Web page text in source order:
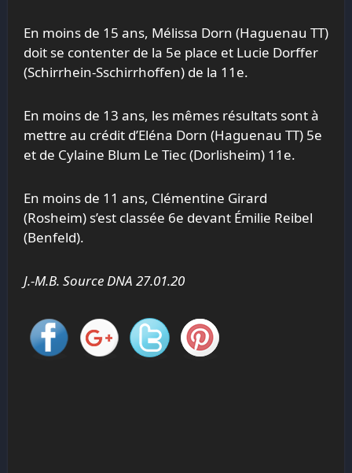
En moins de 15 ans, Mélissa Dorn (Haguenau TT)
doit se contenter de la 5e place et Lucie Dorffer
(Schirrhein-Sschirrhoffen) de la 11e.
En moins de 13 ans, les mêmes résultats sont à
mettre au crédit d’Eléna Dorn (Haguenau TT) 5e
et de Cylaine Blum Le Tiec (Dorlisheim) 11e.
En moins de 11 ans, Clémentine Girard
(Rosheim) s’est classée 6e devant Émilie Reibel
(Benfeld).
J.-M.B. Source DNA 27.01.20